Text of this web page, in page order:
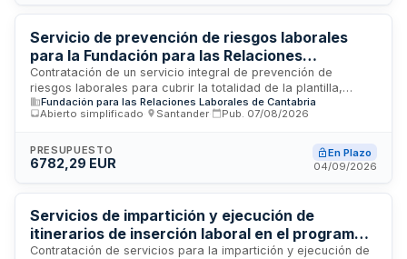
así como la posterior devolución a origen tras la finalización
de la muestra.
Servicio de prevención de riesgos laborales
para la Fundación para las Relaciones
Laborales de Cantabria
Contratación de un servicio integral de prevención de
riesgos laborales para cubrir la totalidad de la plantilla,
instalaciones y actividades de la Fundación para las
Relaciones Laborales de Cantabria. El servicio abarca las
ergonomía, psicosociología aplicada, vigilancia de la salud y
medicina del trabajo, en cumplimiento de la legislación
deberá ser una entidad especializada acreditada con los
medios personales y materiales necesarios según la
normativa aplicable.
Fundación para las Relaciones Laborales de Cantabria
Abierto simplificado
Santander Pub. 07/08/2026
PRESUPUESTO
6782,29 EUR
En Plazo
04/09/2026
Servicios de impartición y ejecución de
itinerarios de inserción laboral en el programa
ÉFESO cofinanciado por el Fondo Social
Contratación de servicios para la impartición y ejecución de